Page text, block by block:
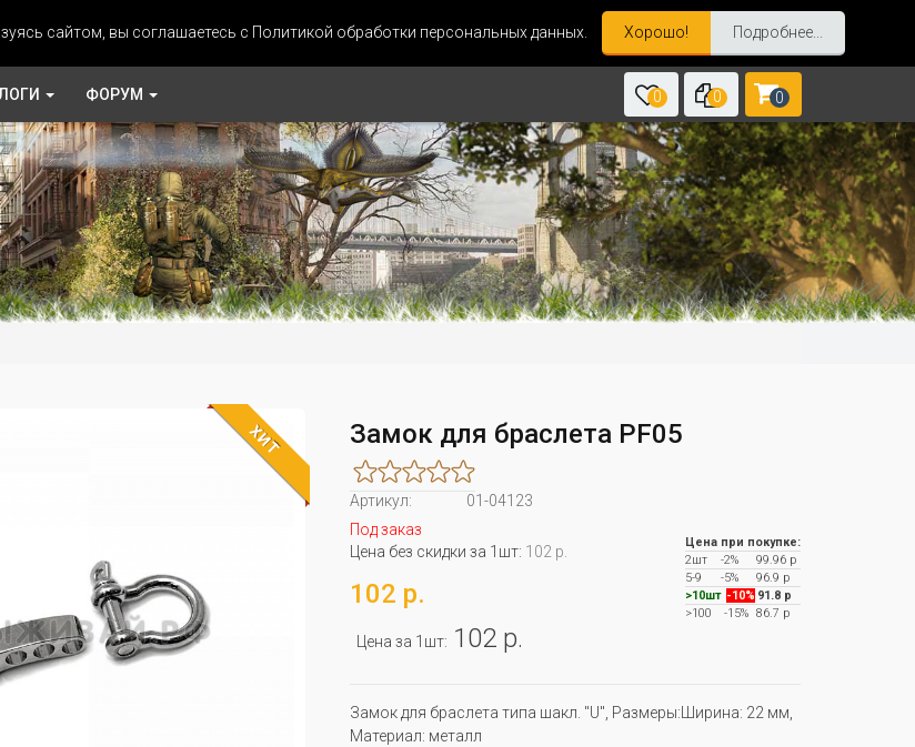
сайтом, вы соглашаетесь с Политикой обработки персональных данных. Хорошо! Подробнее...
ФОРУМ 0 0 0
ХИТ Замок для браслета PF05
Артикул:
01-04123
Под заказ
Цена без скидки за 1шт: 102 р.
102 р.
Цена за 1шт: 102 р.
Цена при покупке:
2шт
-2%
99.96 р
5-9
-5%
96.9 р
>10шт -10% 91.8 р
>100
-15% 86.7 р
Замок для браслета типа шакл. "U", Размеры:Ширина: 22 мм,
Материал: металл